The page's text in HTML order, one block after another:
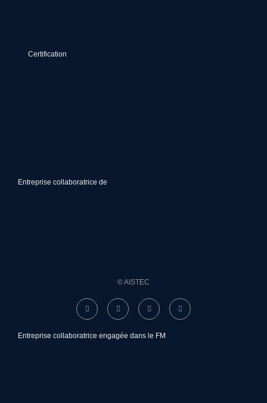
© AISTEC
Entreprise collaboratrice engagée dans le FM
Entreprise collaboratrice de
Certification